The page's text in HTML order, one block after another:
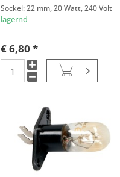
Sockel: 22 mm, 20 Watt, 240 Volt
lagernd
€ 6,80 *